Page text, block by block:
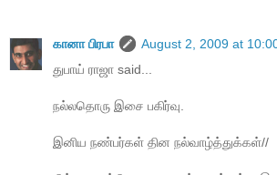
கானா பிரபா
August 2, 2009 at
துபாய் ராஜா said...
நல்லதொரு இசை பகிர்வு.
இனிய நண்பர்கள் தின நல்வாழ்த்துக்கள்//